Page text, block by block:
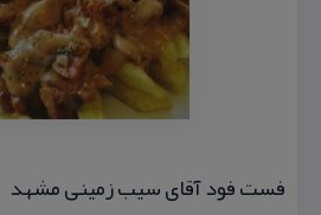
فست فود آقای سیب زمینی مشهد